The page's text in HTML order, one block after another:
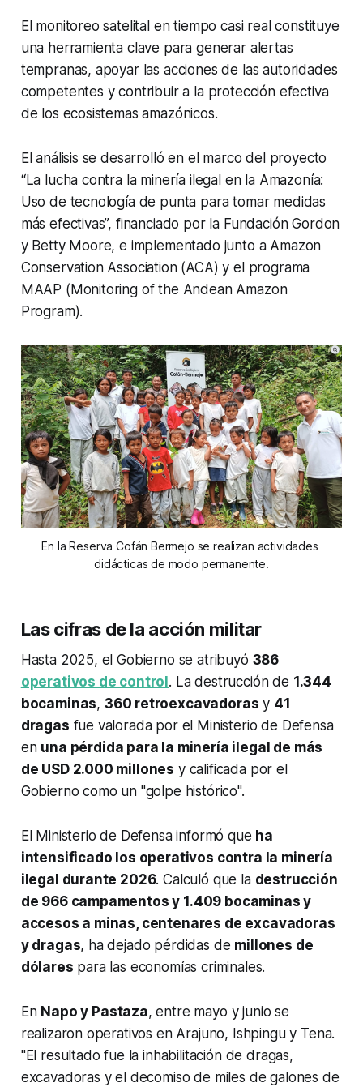
El monitoreo satelital en tiempo casi real constituye
una herramienta clave para generar alertas
tempranas, apoyar las acciones de las autoridades
competentes y contribuir a la protección efectiva
de los ecosistemas amazónicos.
El análisis se desarrolló en el marco del proyecto
“La lucha contra la minería ilegal en la Amazonía:
Uso de tecnología de punta para tomar medidas
más efectivas”, financiado por la Fundación Gordon
y Betty Moore, e implementado junto a Amazon
Conservation Association (ACA) y el programa
MAAP (Monitoring of the Andean Amazon
Program).
En la Reserva Cofán Bermejo se realizan actividades
didácticas de modo permanente.
Las cifras de la acción militar
Hasta 2025, el Gobierno se atribuyó 386
operativos de control . La destrucción de 1.344
bocaminas, 360 retroexcavadoras y 41
dragas fue valorada por el Ministerio de Defensa
en una pérdida para la minería ilegal de más
de USD 2.000 millones y calificada por el
Gobierno como un "golpe histórico".
El Ministerio de Defensa informó que ha
intensificado los operativos contra la minería
ilegal durante 2026. Calculó que la destrucción
de 966 campamentos y 1.409 bocaminas y
accesos a minas, centenares de excavadoras
y dragas, ha dejado pérdidas de millones de
dólares para las economías criminales.
En Napo y Pastaza, entre mayo y junio se
realizaron operativos en Arajuno, Ishpingu y Tena.
"El resultado fue la inhabilitación de dragas,
excavadoras y el decomiso de miles de galones de